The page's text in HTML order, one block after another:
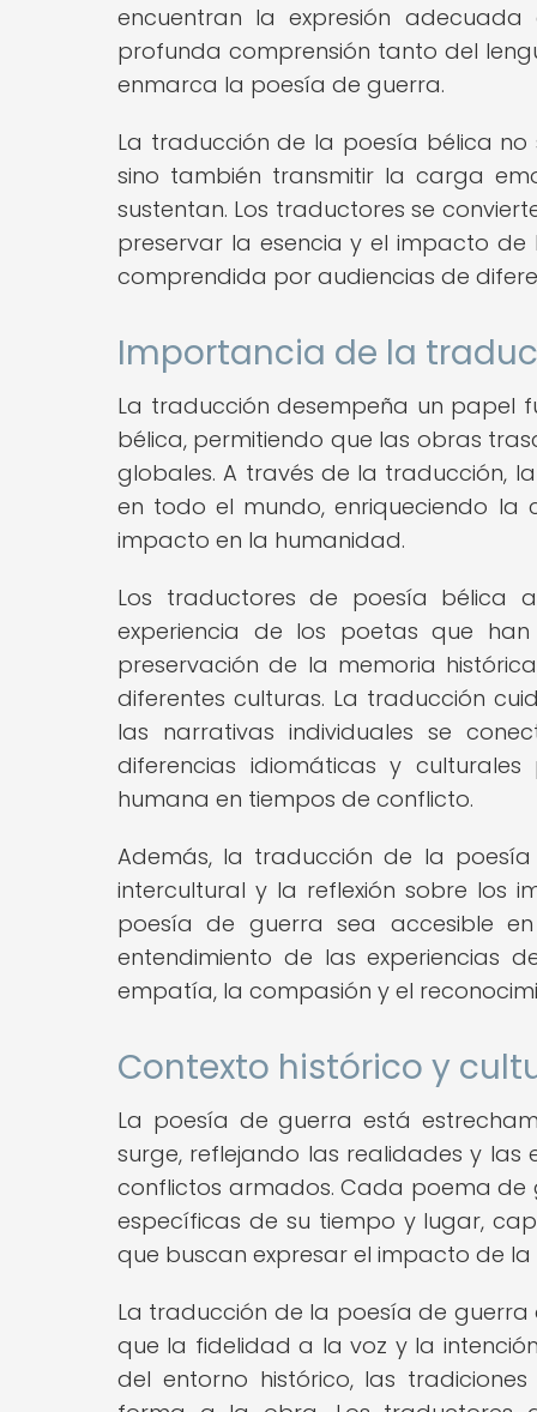
encuentran la expresión
profunda comprensión tanto del
enmarca la poesía de guerra.
La traducción de la poesía bélica no
sino también transmitir la carga
sustentan. Los traductores se
preservar la esencia y el impacto
comprendida por audiencias de
Importancia de la
La traducción desempeña un papel
bélica, permitiendo que las obras
globales. A través de la traducción,
en todo el mundo, enriqueciendo la
impacto en la humanidad.
Los traductores de poesía bélica
experiencia de los poetas que
preservación de la memoria
diferentes culturas. La traducción
las narrativas individuales se
diferencias idiomáticas y
humana en tiempos de conflicto.
Además, la traducción de la
intercultural y la reflexión sobre los
poesía de guerra sea accesible
entendimiento de las experiencias
empatía, la compasión y el
Contexto histórico y
La poesía de guerra está
surge, reflejando las realidades y
conflictos armados. Cada poema de
específicas de su tiempo y lugar,
que buscan expresar el impacto de
La traducción de la poesía de guerra
que la fidelidad a la voz y la
del entorno histórico, las